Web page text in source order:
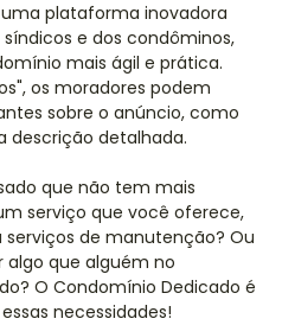
plataforma inovadora
e dos condôminos,
mais ágil e prática.
os moradores podem
sobre o anúncio, como
descrição detalhada.
que não tem mais
serviço que você oferece,
de manutenção? Ou
que alguém no
O Condomínio Dedicado é
necessidades!